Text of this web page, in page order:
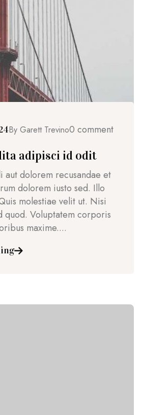
By Garett Trevino0 comment
adipisci id odit
aut dolorem recusandae et
dolorem iusto sed. Illo
molestiae velit ut. Nisi
quod. Voluptatem corporis
maxime....